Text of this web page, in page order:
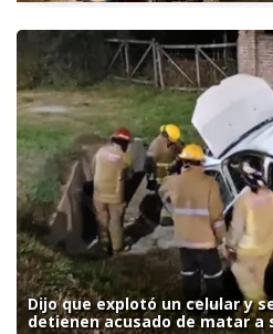
Dijo que explotó un celular y
detienen acusado de matar a